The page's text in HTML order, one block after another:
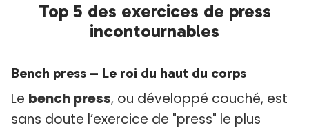
Top 5 des exercices de press
incontournables
Bench press – Le roi du haut du corps
Le bench press, ou développé couché, est
sans doute l’exercice de "press" le plus